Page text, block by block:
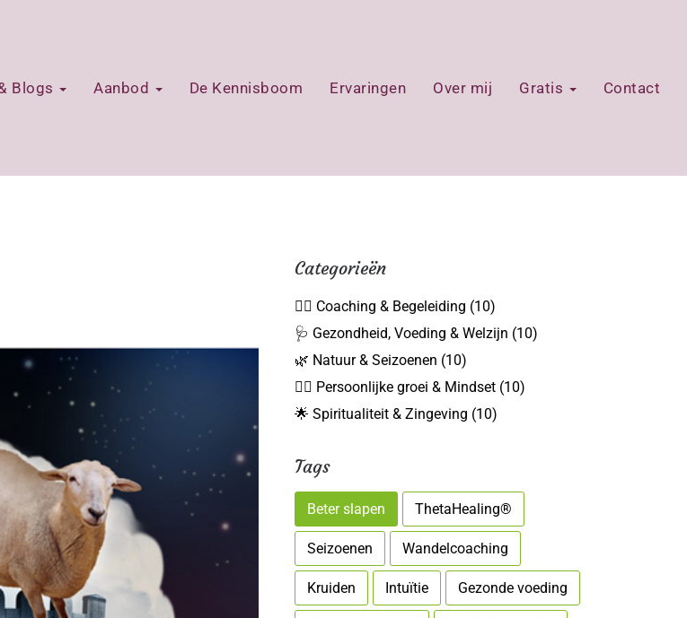
Blogs Aanbod De Kennisboom Ervaringen Over mij Gratis Contact
Categorieën
👩‍⚕️ Coaching & Begeleiding (10)
🩺 Gezondheid, Voeding & Welzijn (10)
🌿 Natuur & Seizoenen (10)
🧘‍♀️ Persoonlijke groei & Mindset (10)
🌟 Spiritualiteit & Zingeving (10)
Tags
Beter slapen ThetaHealing®
Seizoenen Wandelcoaching
Kruiden Intuïtie Gezonde voeding